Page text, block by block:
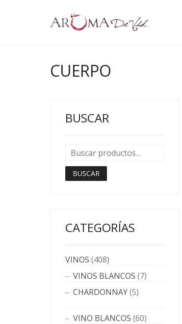
CUERPO
BUSCAR
BUSCAR
CATEGORÍAS
VINOS (408)
VINOS BLANCOS (7)
CHARDONNAY(5)
VINO BLANCOS (60)